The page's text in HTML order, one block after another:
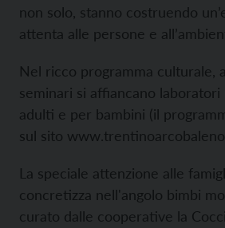
non solo, stanno costruendo
attenta alle persone e
Nel ricco programma culturale,
seminari si affiancano
adulti e per bambini (il
sul sito
La speciale attenzione alle
concretizza nell'angolo bimbi
curato dalle cooperative la